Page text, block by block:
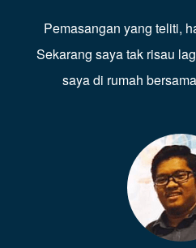
Pemasangan yang teliti,
Sekarang saya tak risau
saya di rumah